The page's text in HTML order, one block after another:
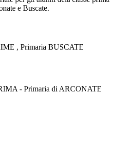
e Buscate.
, Primaria BUSCATE
- Primaria di ARCONATE